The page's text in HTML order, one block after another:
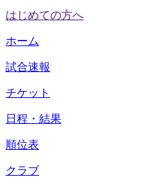
はじめての方へ
ホーム
試合速報
チケット
日程・結果
順位表
クラブ